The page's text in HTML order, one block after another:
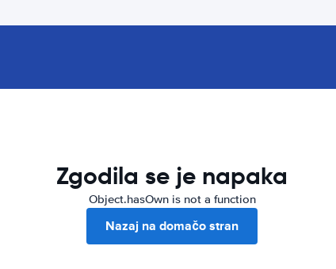
Zgodila se je napaka
Object.hasOwn is not a function
Nazaj na domačo stran